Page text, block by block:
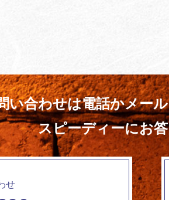
い合わせは電話かメー
スピーディーにお
せ